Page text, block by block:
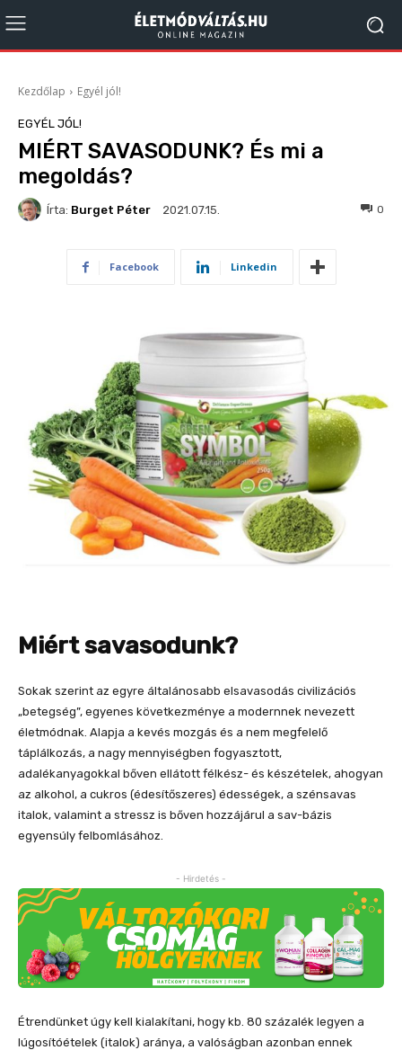
Kezdőlap Egyél jól!
EGYÉL JÓL!
MIÉRT SAVASODUNK? És mi a
megoldás?
Írta: Burget Péter 2021.07.15. 0
Facebook Linkedin
Miért savasodunk?
Sokak szerint az egyre általánosabb elsavasodás civilizációs
„betegség”, egyenes következménye a modernnek nevezett
életmódnak. Alapja a kevés mozgás és a nem megfelelő
táplálkozás, a nagy mennyiségben fogyasztott,
adalékanyagokkal bőven ellátott félkész- és készételek, ahogyan
az alkohol, a cukros (édesítőszeres) édességek, a szénsavas
italok, valamint a stressz is bőven hozzájárul a sav-bázis
egyensúly felbomlásához.
- Hirdetés -
Étrendünket úgy kell kialakítani, hogy kb. 80 százalék legyen a
lúgosítóételek (italok) aránya, a valóságban azonban ennek